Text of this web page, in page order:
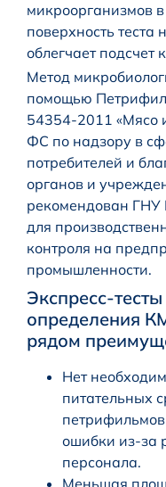
микроорганизмов
поверхность теста
облегчает подсчет
Метод
помощью
54354-2011 «Мясо
ФС по надзору в
потребителей и
органов и
рекомендован
для
контроля на
промышленности.
Экспресс-
определения
рядом
Нет
питательных
ошибки из-за
персонала.